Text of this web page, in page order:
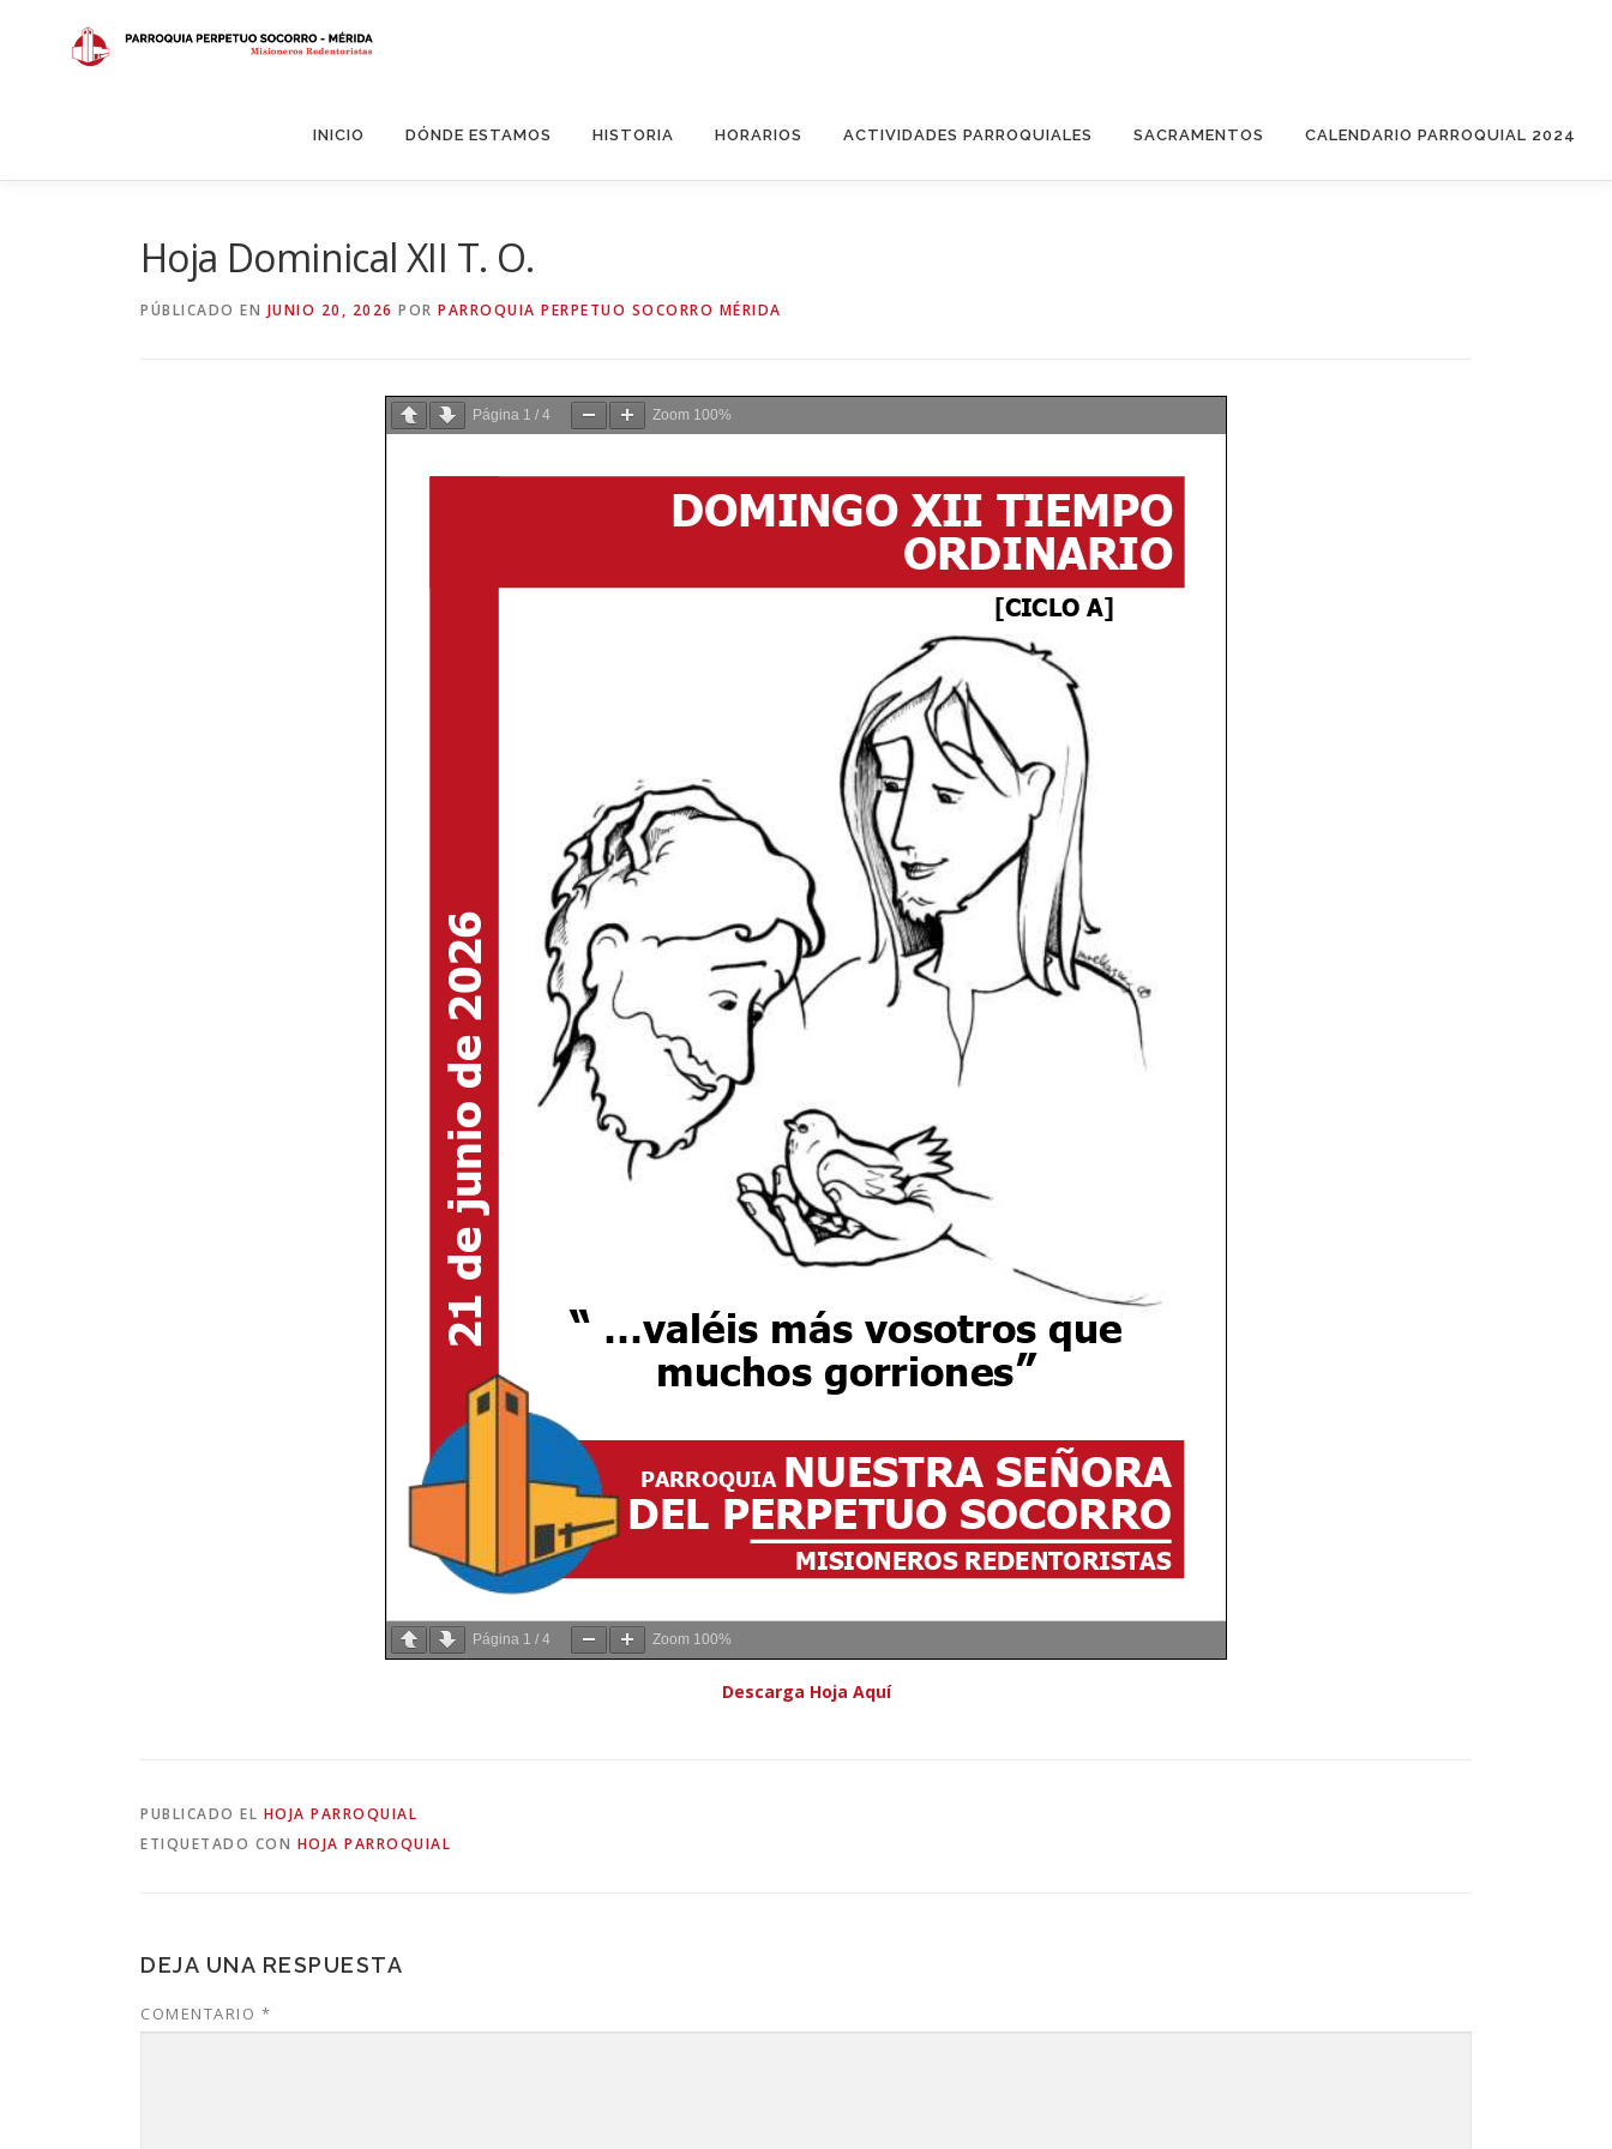
contenido
INICIO DÓNDE ESTAMOS HISTORIA HORARIOS ACTIVIDADES PARROQUIALES SACRAMENTOS CALENDARIO PARROQUIAL 2024
Hoja Dominical XII T. O.
PÚBLICADO EN JUNIO 20, 2026 POR PARROQUIA PERPETUO SOCORRO MÉRIDA
Página 1 / 4 Zoom 100%
Página 1 / 4 Zoom 100%
Descarga Hoja Aquí
PUBLICADO EL HOJA PARROQUIAL
ETIQUETADO CON HOJA PARROQUIAL
DEJA UNA RESPUESTA
COMENTARIO *